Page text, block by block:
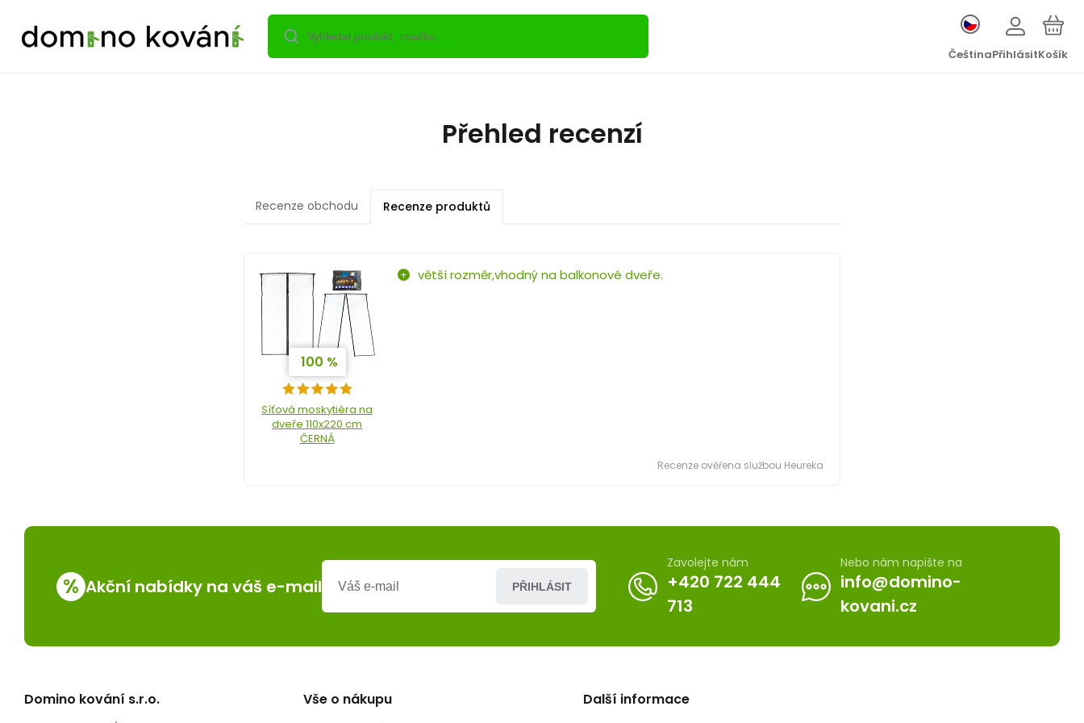
ČeštinaPřihlásitKošík
Přehled recenzí
Recenze obchodu Recenze produktů
100 %
Síťová moskytiéra na
dveře 110x220 cm
ČERNÁ
větší rozměr,vhodný na balkonové dveře.
Recenze ověřena službou Heureka
% Akční nabídky na váš e-mail PŘIHLÁSIT
Zavolejte nám
+420 722 444
713
Nebo nám napište na
info@domino-
kovani.cz
Domino kování s.r.o. Vše o nákupu Další informace